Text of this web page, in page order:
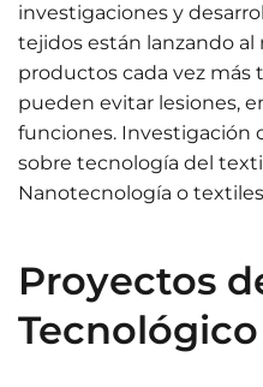
investigaciones y
tejidos están lanzando
productos cada vez
pueden evitar lesiones,
funciones. Investigación
sobre tecnología del
Nanotecnología o
Proyectos
Tecnológico